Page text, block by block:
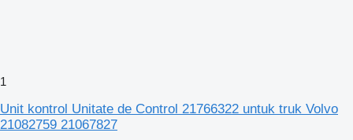
1
Unit kontrol Unitate de Control 21766322 untuk truk Volvo
21082759 21067827